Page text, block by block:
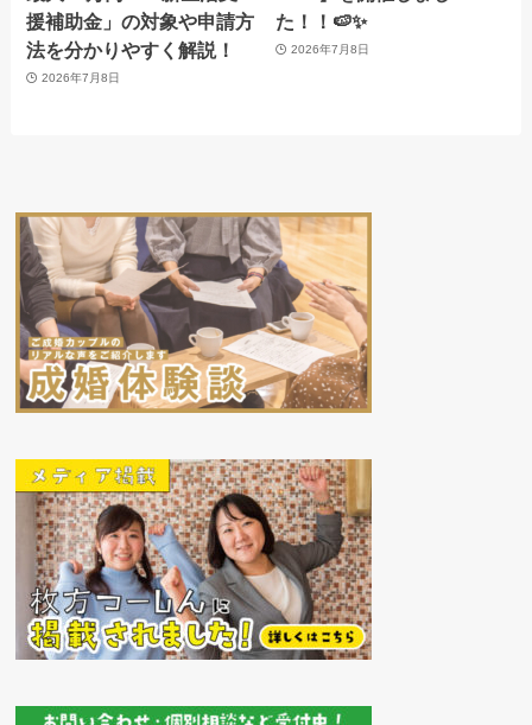
援補助金」の対象や申請方
法を分かりやすく解説！
2026年7月8日
た！！🍉✨
2026年7月8日